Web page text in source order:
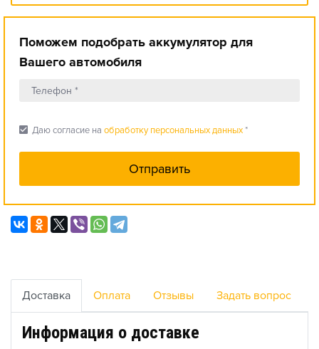
Поможем подобрать аккумулятор для
Вашего автомобиля
check_box Даю согласие на обработку персональных данных*
Доставка Оплата Отзывы Задать вопрос
Информация о доставке